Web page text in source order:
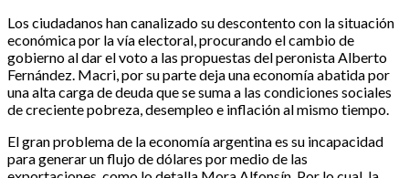
Los ciudadanos han canalizado su descontento con la situación
económica por la vía electoral, procurando el cambio de
gobierno al dar el voto a las propuestas del peronista Alberto
Fernández. Macri, por su parte deja una economía abatida por
una alta carga de deuda que se suma a las condiciones sociales
de creciente pobreza, desempleo e inflación al mismo tiempo.
El gran problema de la economía argentina es su incapacidad
para generar un flujo de dólares por medio de las